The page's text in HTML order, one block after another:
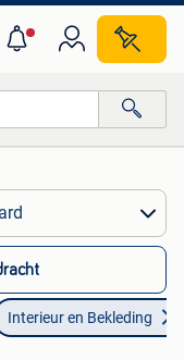
Interieur en Bekleding